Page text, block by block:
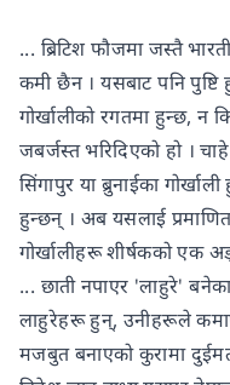
... ब्रिटिश फौजमा जस्तै
कमी छैन । यसबाट पनि
गोर्खालीको रगतमा हुन्छ,
जबर्जस्त भरिदिएको हो ।
सिंगापुर या ब्रुनाईका
हुन्छन् । अब यसलाई
गोर्खालीहरू शीर्षकको एक
... छाती नपाएर 'लाहुरे'
लाहुरेहरू हुन्, उनीहरूले
मजबुत बनाएको कुरामा